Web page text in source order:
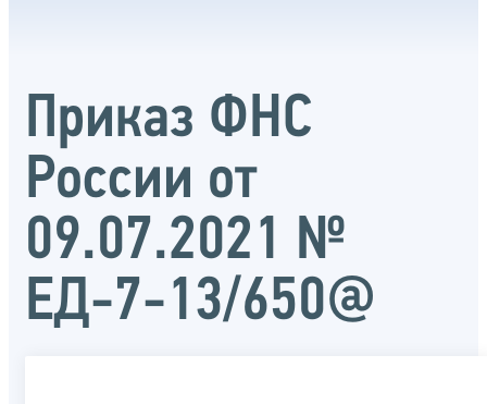
Приказ ФНС
России от
09.07.2021 №
ЕД-7-13/650@